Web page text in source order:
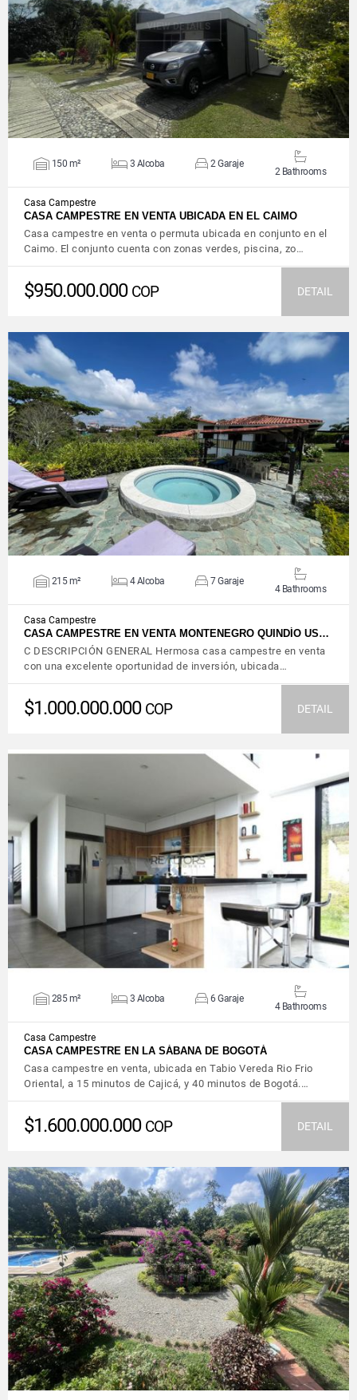
VIEW DETAILS
150 m² 3 Alcoba 2 Garaje
2 Bathrooms
Casa Campestre
CASA CAMPESTRE EN VENTA UBICADA EN EL CAIMO
Casa campestre en venta o permuta ubicada en conjunto en el
Caimo. El conjunto cuenta con zonas verdes, piscina, zo…
$950.000.000 COP DETAIL
VIEW DETAILS
215 m² 4 Alcoba 7 Garaje
4 Bathrooms
Casa Campestre
CASA CAMPESTRE EN VENTA MONTENEGRO QUINDÍO US…
C DESCRIPCIÓN GENERAL Hermosa casa campestre en venta
con una excelente oportunidad de inversión, ubicada…
$1.000.000.000 COP DETAIL
VIEW DETAILS
285 m² 3 Alcoba 6 Garaje
4 Bathrooms
Casa Campestre
CASA CAMPESTRE EN LA SÁBANA DE BOGOTÁ
Casa campestre en venta, ubicada en Tabio Vereda Rio Frio
Oriental, a 15 minutos de Cajicá, y 40 minutos de Bogotá.…
$1.600.000.000 COP DETAIL
VIEW DETAILS